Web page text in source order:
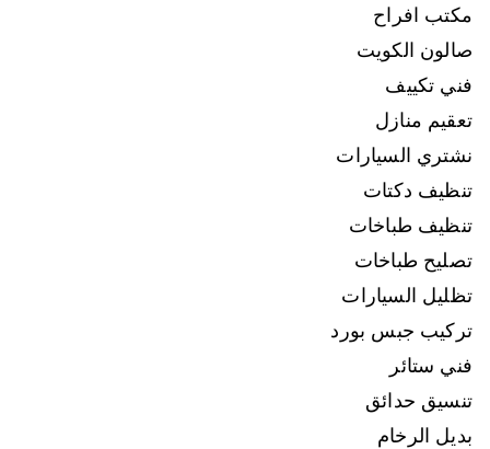
مكتب افراح
صالون الكويت
فني تكييف
تعقيم منازل
نشتري السيارات
تنظيف دكتات
تنظيف طباخات
تصليح طباخات
تظليل السيارات
تركيب جبس بورد
فني ستائر
تنسيق حدائق
بديل الرخام